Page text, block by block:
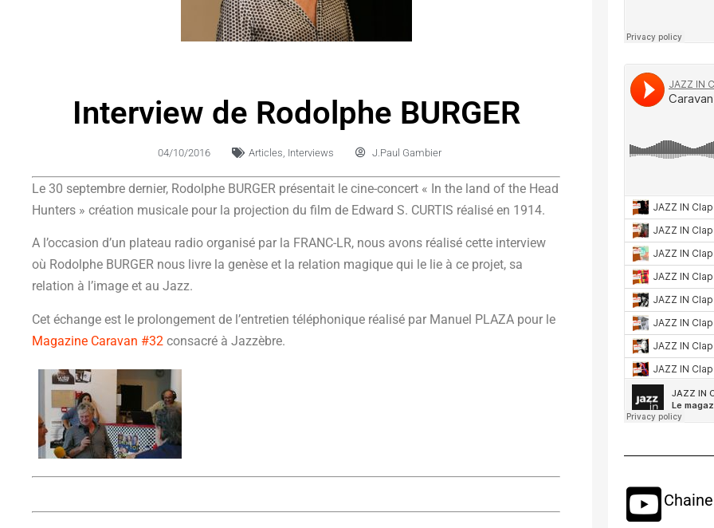
Interview de Rodolphe BURGER
04/10/2016 Articles Interviews J.Paul Gambier
Le 30 septembre dernier, Rodolphe BURGER présentait le cine-concert « In the land of the Head
Hunters » création musicale pour la projection du film de Edward S. CURTIS réalisé en 1914.
A l’occasion d’un plateau radio organisé par la FRANC-LR, nous avons réalisé cette interview
où Rodolphe BURGER nous livre la genèse et la relation magique qui le lie à ce projet, sa
relation à l’image et au Jazz.
Cet échange est le prolongement de l’entretien téléphonique réalisé par Manuel PLAZA pour le
Magazine Caravan #32 consacré à Jazzèbre.